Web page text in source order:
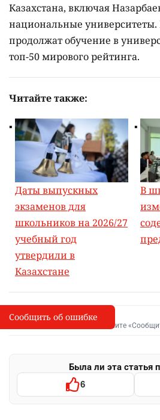
Казахстана, включая
национальные университеты.
продолжат обучение в
топ-50 мирового рейтинга.
Читайте также:
Даты выпускных
экзаменов для
школьников на 2026/27
учебный год
утвердили в
Казахстане
В
I
Сообщить об опечатке
Выделите фрагмент и нажмите
Была ли эта статья
6
Сообщить об ошибке